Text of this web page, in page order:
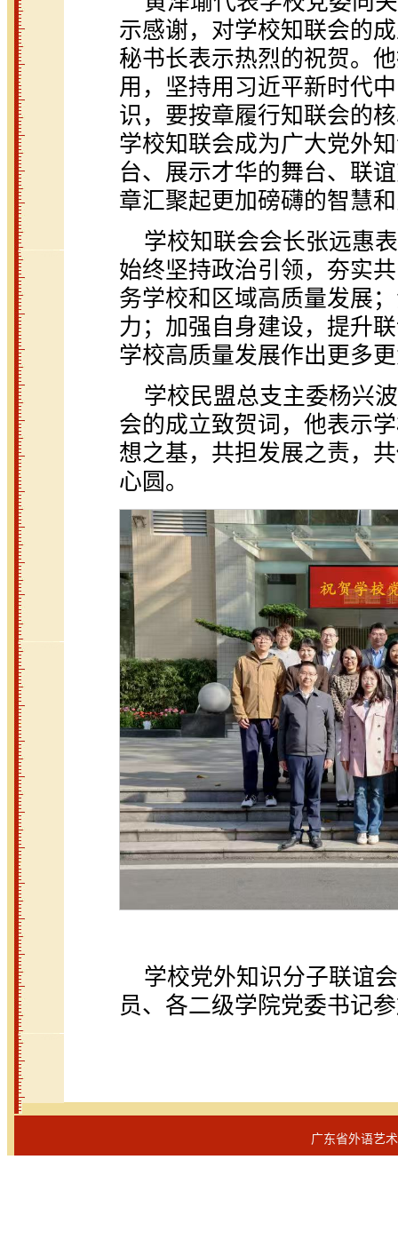
示感谢，对学校知联会的
秘书长表示热烈的祝贺。
用，坚持用习近平新时代
识，要按章履行知联会的
学校知联会成为广大党外
台、展示才华的舞台、联
章汇聚起更加磅礴的智慧
学校知联会会长张远惠
始终坚持政治引领，夯实
务学校和区域高质量发展
力；加强自身建设，提升
学校高质量发展作出更多
学校民盟总支主委杨兴
会的成立致贺词，他表示
想之基，共担发展之责，
心圆。
学校党外知识分子联谊
员、各二级学院党委书记
广东省外语艺